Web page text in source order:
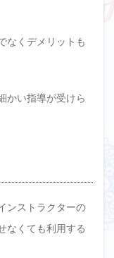
なくデメリットも
かい指導が受けら
ンストラクターの
なくても利用する